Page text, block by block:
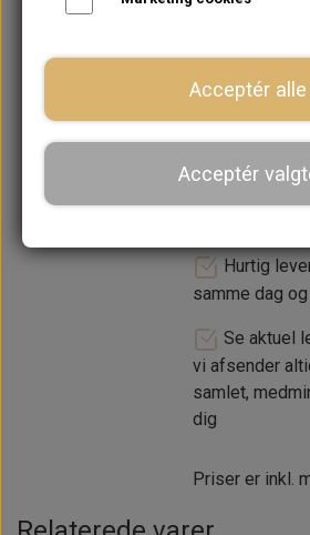
LÆG
Dansk
Hurtig
samme dag
Se aktuel
vi afsender
samlet,
dig
Priser er inkl.
Acceptér alle
Acceptér